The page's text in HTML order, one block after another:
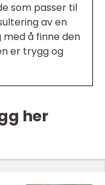
som passer til
av en
å finne den
er trygg og
her